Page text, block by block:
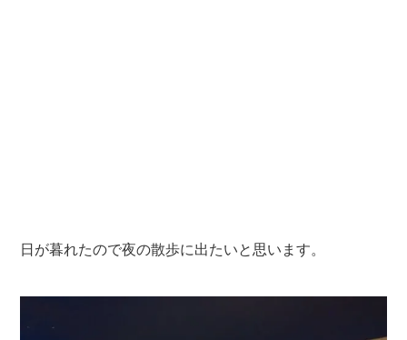
日が暮れたので夜の散歩に出たいと思います。